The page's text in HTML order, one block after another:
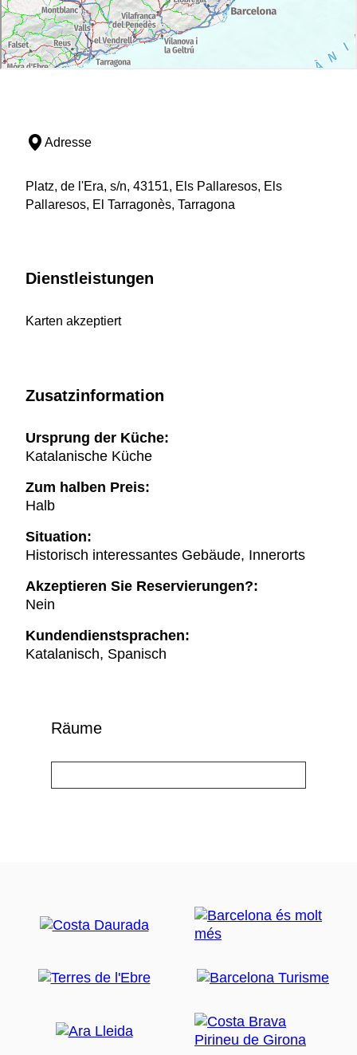
Adresse
Platz, de l'Era, s/n, 43151, Els Pallaresos, Els
Pallaresos, El Tarragonès, Tarragona
Dienstleistungen
Karten akzeptiert
Zusatzinformation
Ursprung der Küche:
Katalanische Küche
Zum halben Preis:
Halb
Situation:
Historisch interessantes Gebäude, Innerorts
Akzeptieren Sie Reservierungen?:
Nein
Kundendienstsprachen:
Katalanisch, Spanisch
Räume